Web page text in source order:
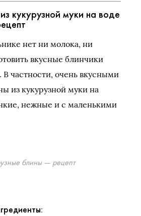
кукурузной муки на воде
нет ни молока, ни
вкусные блинчики
частности, очень вкусными
из кукурузной муки на
нежные и с маленькими
блины — рецепт